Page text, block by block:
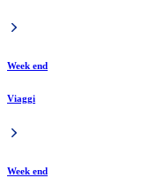
Week end
Viaggi
Week end